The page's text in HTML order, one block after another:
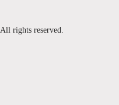
All rights reserved.